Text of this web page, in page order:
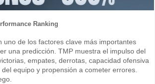
Ranking
uno de los factores clave más importantes
una predicción. TMP muestra el impulso del
empates, derrotas, capacidad ofensiva
equipo y propensión a cometer errores.